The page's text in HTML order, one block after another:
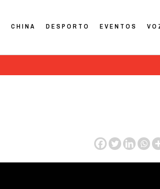
CHINA DESPORTO EVENTOS